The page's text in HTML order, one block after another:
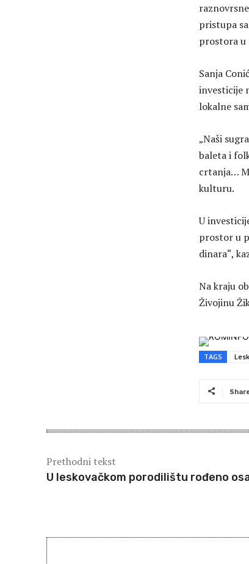
pristupa
prostora u
Sanja
investicije
lokalne
„Naši
baleta i
crtanja…
kulturu.
U
prostor u
dinara“,
Na kraju
Živojinu
TAGS
Prethodni tekst
U leskovačkom porodilištu rođeno